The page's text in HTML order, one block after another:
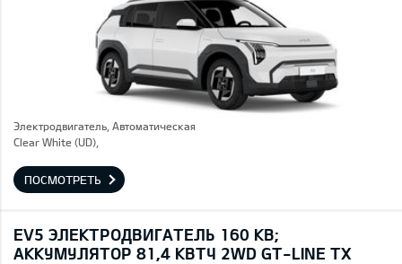
Электродвигатель, Автоматическая
Clear White (UD),
ПОСМОТРЕТЬ
EV5 ЭЛЕКТРОДВИГАТЕЛЬ 160 КВ;
AККУМУЛЯТОР 81,4 КВТЧ 2WD GT-LINE TX